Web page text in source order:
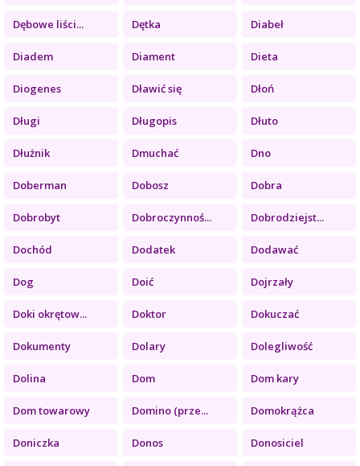
Dębowe liści... Dętka Diabeł
Diadem Diament Dieta
Diogenes Dławić się Dłoń
Długi Długopis Dłuto
Dłużnik Dmuchać Dno
Doberman Dobosz Dobra
Dobrobyt Dobroczynnoś... Dobrodziejst...
Dochód Dodatek Dodawać
Dog Doić Dojrzały
Doki okrętow... Doktor Dokuczać
Dokumenty Dolary Dolegliwość
Dolina Dom Dom kary
Dom towarowy Domino (prze... Domokrążca
Doniczka Donos Donosiciel